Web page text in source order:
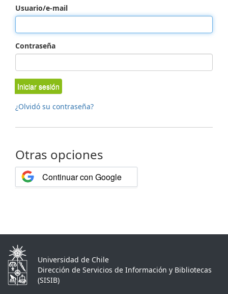
Usuario/e-mail
Contraseña
Iniciar sesión
¿Olvidó su contraseña?
Otras opciones
Continuar con Google
Universidad de Chile
Dirección de Servicios de Información y Bibliotecas
(SISIB)